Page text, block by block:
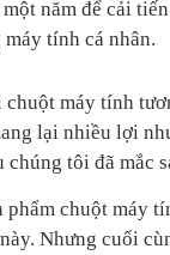
năm để cải
tính cá nhân.
máy tính
lại nhiều lợi
tôi đã mắc
chuột máy
Nhưng cuối